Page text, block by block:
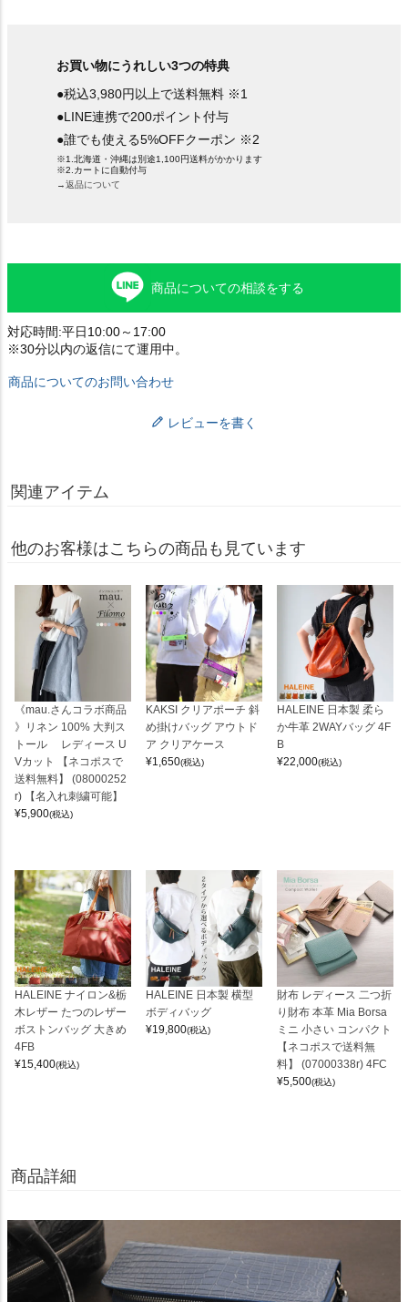
お買い物にうれしい3つの特典
●税込3,980円以上で送料無料 ※1
●LINE連携で200ポイント付与
●誰でも使える5%OFFクーポン ※2
※1.北海道・沖縄は別途1,100円送料がかかります
※2.カートに自動付与
→返品について
商品についての相談をする
対応時間:平日10:00～17:00
※30分以内の返信にて運用中。
商品についてのお問い合わせ
レビューを書く
関連アイテム
他のお客様はこちらの商品も見ています
《mau.さんコラボ商品
》リネン 100% 大判ス
トール レディース U
Vカット 【ネコポスで
送料無料】 (08000252
r) 【名入れ刺繍可能】
¥5,900(税込)
KAKSI クリアポーチ 斜
め掛けバッグ アウトド
ア クリアケース
¥1,650(税込)
HALEINE 日本製 柔ら
か牛革 2WAYバッグ 4F
B
¥22,000(税込)
HALEINE ナイロン&栃
木レザー たつのレザー
ボストンバッグ 大きめ
4FB
¥15,400(税込)
HALEINE 日本製 横型
ボディバッグ
¥19,800(税込)
財布 レディース 二つ折
り財布 本革 Mia Borsa
ミニ 小さい コンパクト
【ネコポスで送料無
料】 (07000338r) 4FC
¥5,500(税込)
商品詳細